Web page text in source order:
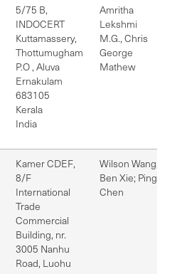
5/75 B,
INDOCERT
Kuttamassery,
Thottumugham
P.O , Aluva
Ernakulam
683105
Kerala
India
Amritha
Lekshmi
M.G., Chris
George
Mathew
Kamer CDEF,
8/F
International
Trade
Commercial
Building, nr.
3005 Nanhu
Road, Luohu
Wilson Wang;
Ben Xie; Ping
Chen